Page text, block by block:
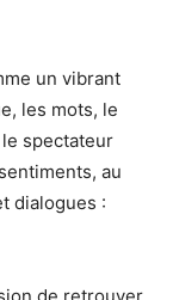
un vibrant
les mots, le
spectateur
au
dialogues :